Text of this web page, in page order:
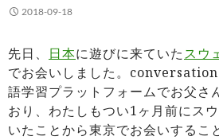
2018-09-18
先日、 日本に遊びに来ていたスウ
でお会いしました。
語学習プラットフォームでお父さ
おり、わたしもつい1ヶ月前にス
いたことから東京でお会いするこ